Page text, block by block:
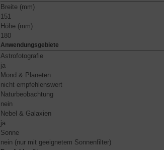
Breite (mm)
151
Höhe (mm)
180
Anwendungsgebiete
Astrofotografie
ja
Mond & Planeten
nicht empfehlenswert
Naturbeobachtung
nein
Nebel & Galaxien
ja
Sonne
nein (nur mit geeignetem Sonnenfilter)